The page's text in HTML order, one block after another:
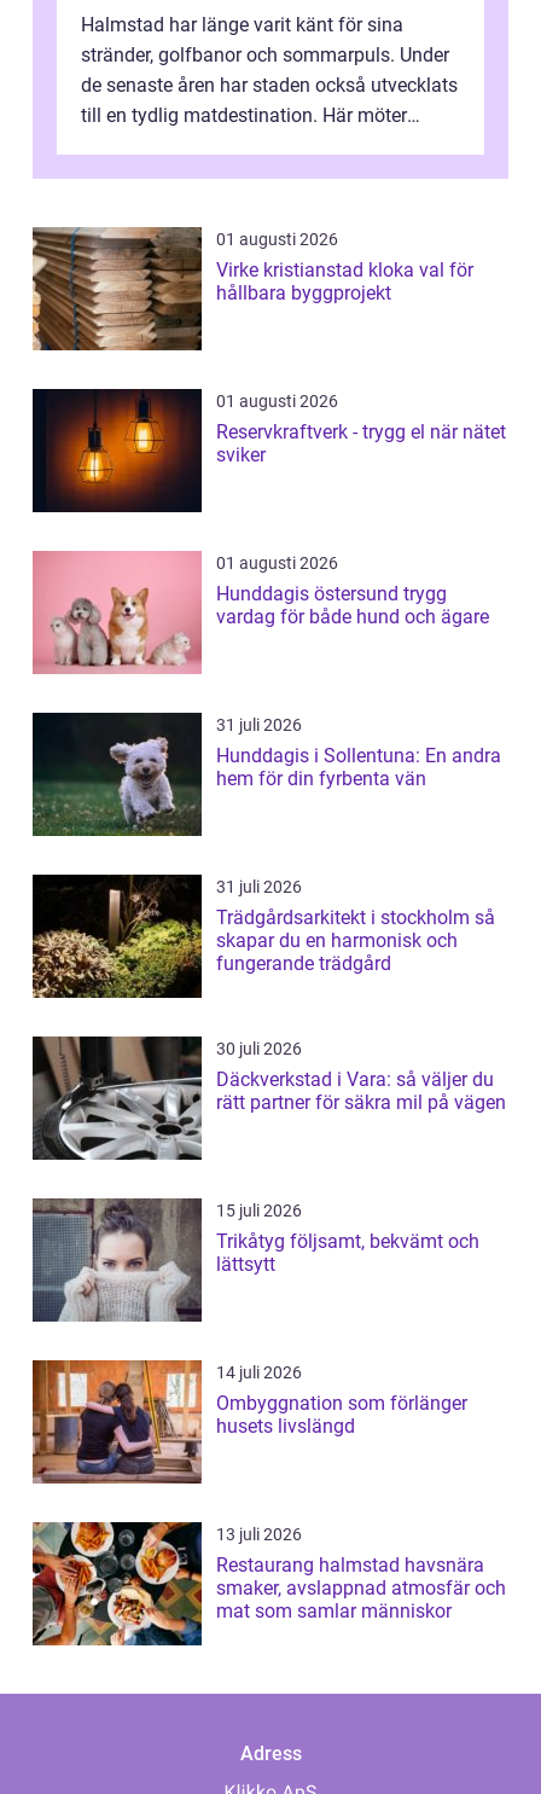
Halmstad har länge varit känt för sina
stränder, golfbanor och sommarpuls. Under
de senaste åren har staden också utvecklats
till en tydlig matdestination. Här möter
01 augusti 2026
Virke kristianstad kloka val för
hållbara byggprojekt
01 augusti 2026
Reservkraftverk - trygg el när nätet
sviker
01 augusti 2026
Hunddagis östersund trygg
vardag för både hund och ägare
31 juli 2026
Hunddagis i Sollentuna: En andra
hem för din fyrbenta vän
31 juli 2026
Trädgårdsarkitekt i stockholm så
skapar du en harmonisk och
fungerande trädgård
30 juli 2026
Däckverkstad i Vara: så väljer du
rätt partner för säkra mil på vägen
15 juli 2026
Trikåtyg följsamt, bekvämt och
lättsytt
14 juli 2026
Ombyggnation som förlänger
husets livslängd
13 juli 2026
Restaurang halmstad havsnära
smaker, avslappnad atmosfär och
mat som samlar människor
Adress